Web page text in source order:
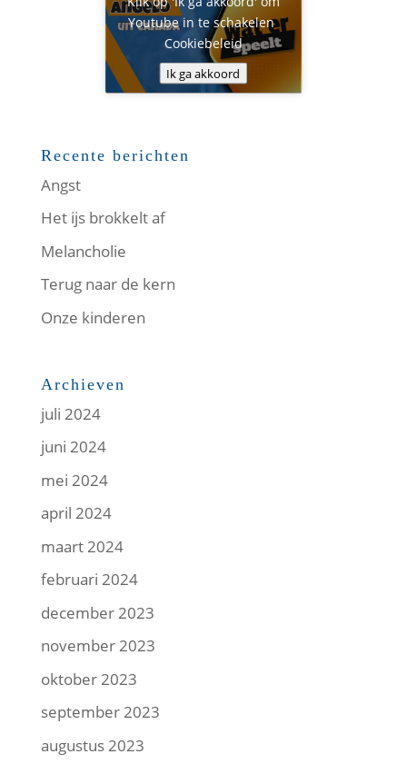
Youtube in te schakelen
Cookiebeleid
Ik ga akkoord
Recente berichten
Angst
Het ijs brokkelt af
Melancholie
Terug naar de kern
Onze kinderen
Archieven
juli 2024
juni 2024
mei 2024
april 2024
maart 2024
februari 2024
december 2023
november 2023
oktober 2023
september 2023
augustus 2023